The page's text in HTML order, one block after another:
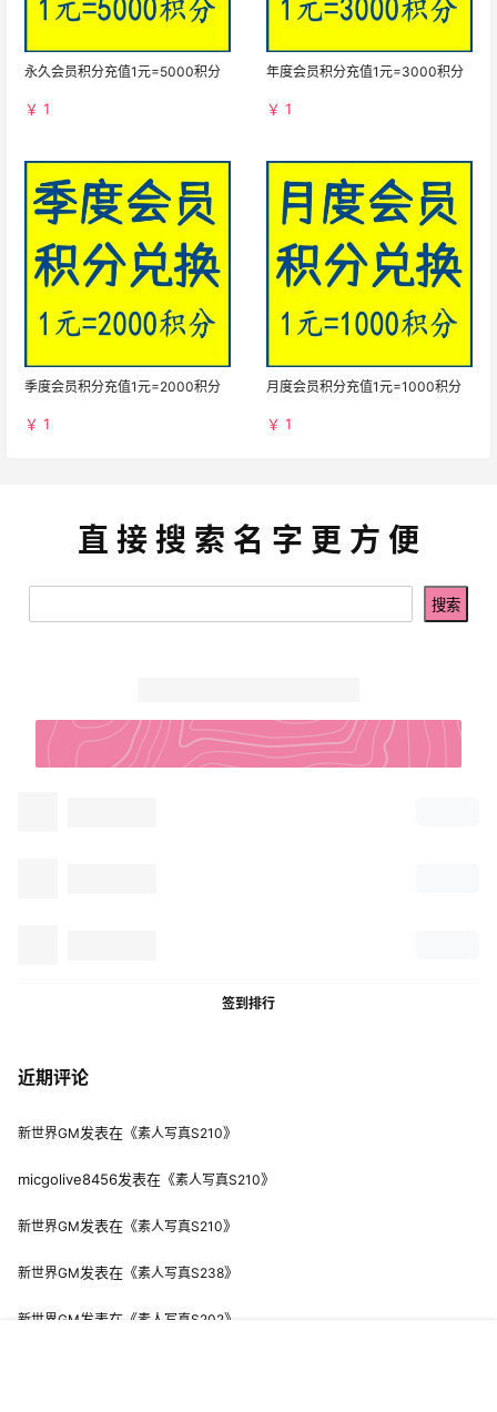
永久会员积分充值1元=5000积分
￥ 1
年度会员积分充值1元=3000积分
￥ 1
季度会员积分充值1元=2000积分
￥ 1
月度会员积分充值1元=1000积分
￥ 1
直 接 搜 索 名 字 更 方 便
签到排行
近期评论
新世界GM发表在《素人写真S210》
micgolive8456发表在《素人写真S210》
新世界GM发表在《素人写真S210》
新世界GM发表在《素人写真S238》
新世界GM发表在《素人写真S202》